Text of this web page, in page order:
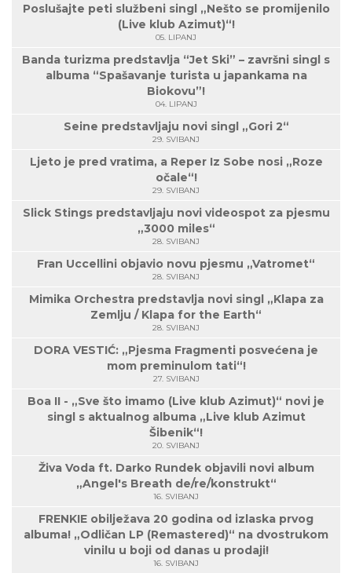
Poslušajte peti službeni singl „Nešto se promijenilo
(Live klub Azimut)“!
05. LIPANJ
Banda turizma predstavlja “Jet Ski” – završni singl s
albuma “Spašavanje turista u japankama na
Biokovu”!
04. LIPANJ
Seine predstavljaju novi singl „Gori 2“
29. SVIBANJ
Ljeto je pred vratima, a Reper Iz Sobe nosi „Roze
očale“!
29. SVIBANJ
Slick Stings predstavljaju novi videospot za pjesmu
„3000 miles“
28. SVIBANJ
Fran Uccellini objavio novu pjesmu „Vatromet“
28. SVIBANJ
Mimika Orchestra predstavlja novi singl „Klapa za
Zemlju / Klapa for the Earth“
28. SVIBANJ
DORA VESTIĆ: „Pjesma Fragmenti posvećena je
mom preminulom tati“!
27. SVIBANJ
Boa II - „Sve što imamo (Live klub Azimut)“ novi je
singl s aktualnog albuma „Live klub Azimut
Šibenik“!
20. SVIBANJ
Živa Voda ft. Darko Rundek objavili novi album
„Angel's Breath de/re/konstrukt“
16. SVIBANJ
FRENKIE obilježava 20 godina od izlaska prvog
albuma! „Odličan LP (Remastered)“ na dvostrukom
vinilu u boji od danas u prodaji!
16. SVIBANJ